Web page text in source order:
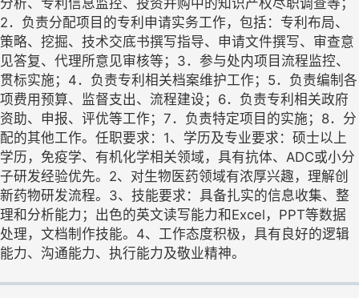
2．负责分配项目的专利申请实务工作，包括：专利布局、
策略、挖掘、技术交底书撰写指导、申请文件撰写、审查意
见答复、代理所意见审核等；3．参与处内项目流程监控、
贯标实施；4．负责专利相关档案维护工作；5．负责编制各
项费用预算、监督支出、流程建设；6．负责专利相关政府
资助、申报、评优等工作；7．负责特定项目的实施；8．分
配的其他工作。任职要求：1、学历及专业要求：硕士以上
学历，免疫学、有机化学相关领域，具有抗体、ADC或小分
子研发经验优先。2、对生物医药领域有浓厚兴趣，理解创
新药物研发流程。3、技能要求：具备扎实的信息收集、整
理和分析能力；出色的英文读写能力和Excel，PPT等数据
处理，文档制作技能。4、工作态度积极，具有良好的逻辑
能力、沟通能力、执行能力及敬业精神。